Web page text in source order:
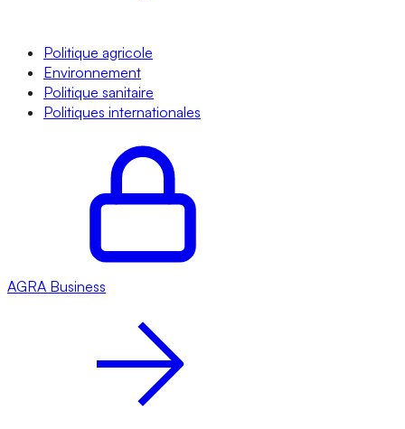
Politique agricole
Environnement
Politique sanitaire
Politiques internationales
AGRA Business